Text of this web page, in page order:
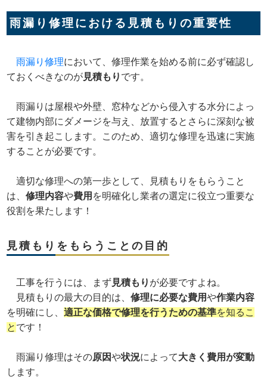
雨漏り修理における見積もりの重要性
雨漏り修理において、修理作業を始める前に必ず確認し
ておくべきなのが見積もり です。
雨漏りは屋根や外壁、窓枠などから侵入する水分によっ
て建物内部にダメージを与え、放置するとさらに深刻な被
害を引き起こします。このため、適切な修理を迅速に実施
することが必要です。
適切な修理への第一歩として、見積もりをもらうこと
は、修理内容や費用 を明確化し業者の選定に役立つ重要な
役割を果たします！
見積もりをもらうことの目的
工事を行うには、まず見積もり が必要ですよね。
見積もりの最大の目的は、修理に必要な費用や作業内容
を明確にし、適正な価格で修理を行うための基準を知るこ
と です！
雨漏り修理はその原因や状況によって大きく費用が変動
します。